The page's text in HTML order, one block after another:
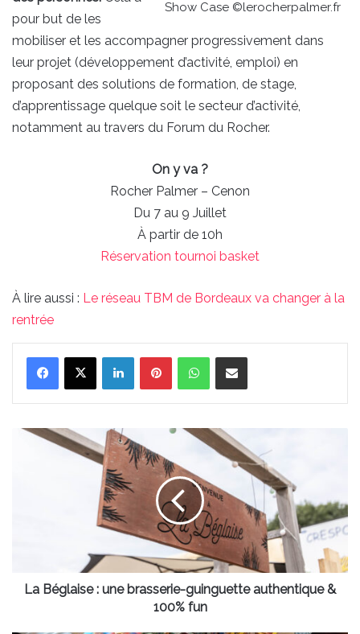
Show Case ©lerocherpalmer.fr
pour but de les
mobiliser et les accompagner progressivement dans
leur projet (développement d’activité, emploi) en
proposant des solutions de formation, de stage,
d’apprentissage quelque soit le secteur d’activité,
notamment au travers du Forum du Rocher.
On y va ?
Rocher Palmer – Cenon
Du 7 au 9 Juillet
À partir de 10h
Réservation tournoi basket
À lire aussi : Le réseau TBM de Bordeaux va changer à la
rentrée
LinkedinPinterestWhatsAppPartager par email
La Béglaise : une brasserie-guinguette authentique &
100% fun